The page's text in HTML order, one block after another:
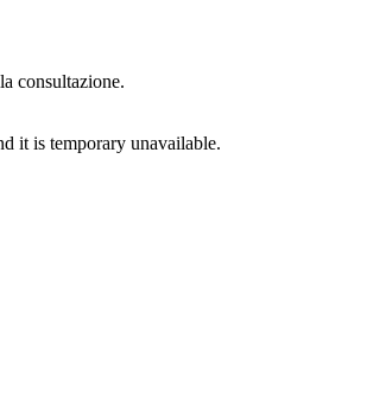
consultazione.
it is temporary unavailable.